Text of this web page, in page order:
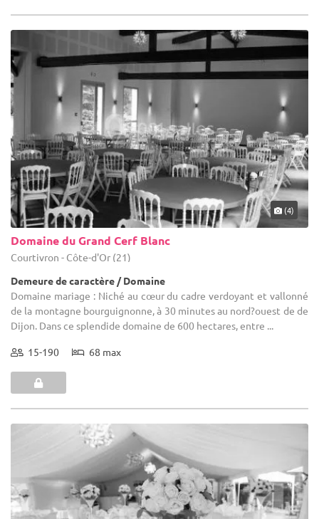
(4)
Domaine du Grand Cerf Blanc
Courtivron - Côte-d'Or (21)
Demeure de caractère / Domaine
Domaine mariage : Niché au cœur du cadre verdoyant et vallonné
de la montagne bourguignonne, à 30 minutes au nord?ouest de de
Dijon. Dans ce splendide domaine de 600 hectares, entre ...
15-190 68 max